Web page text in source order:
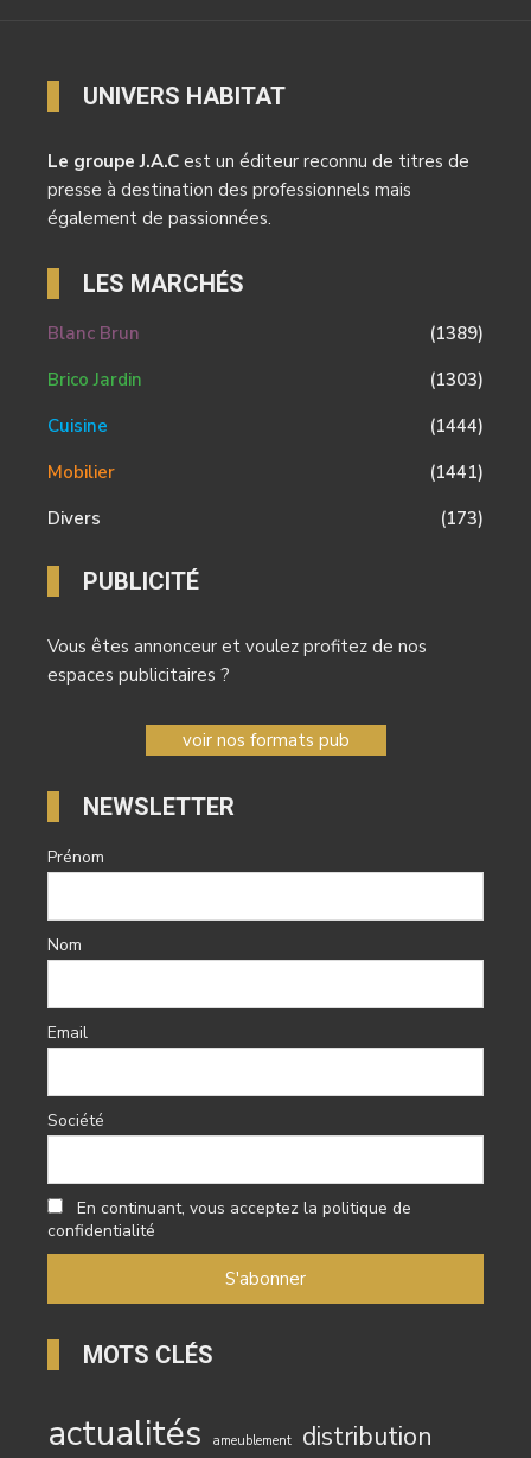
UNIVERS HABITAT
Le groupe J.A.C est un éditeur reconnu de titres de
presse à destination des professionnels mais
également de passionnées.
LES MARCHÉS
Blanc Brun
(1389)
Brico Jardin
(1303)
Cuisine
(1444)
Mobilier
(1441)
Divers
(173)
PUBLICITÉ
Vous êtes annonceur et voulez profitez de nos
espaces publicitaires ?
voir nos formats pub
NEWSLETTER
Prénom
Nom
Email
Société
En continuant, vous acceptez la politique de
confidentialité
MOTS CLÉS
actualités ameublement distribution